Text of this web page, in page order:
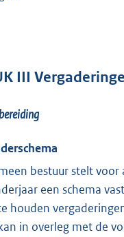
III
bestuur stelt voor
een schema
houden
in overleg met de